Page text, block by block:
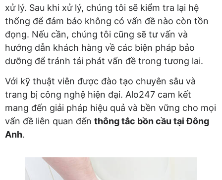
xử lý. Sau khi xử lý, chúng tôi sẽ kiểm tra lại hệ
thống để đảm bảo không có vấn đề nào còn tồn
đọng. Nếu cần, chúng tôi cũng sẽ tư vấn và
hướng dẫn khách hàng về các biện pháp bảo
dưỡng để tránh tái phát vấn đề trong tương lai.
Với kỹ thuật viên được đào tạo chuyên sâu và
trang bị công nghệ hiện đại. Alo247 cam kết
mang đến giải pháp hiệu quả và bền vững cho mọi
vấn đề liên quan đến thông tắc bồn cầu tại Đông
Anh.